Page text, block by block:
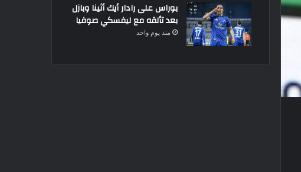
بوراس على رادار أيك أثينا وبازل
بعد تألقه مع ليفسكي صوفيا
منذ يوم واحد